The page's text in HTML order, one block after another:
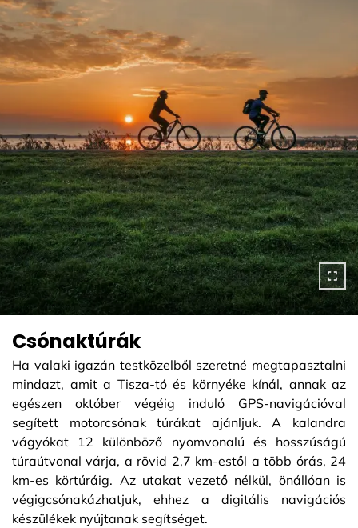
Csónaktúrák
Ha valaki igazán testközelből szeretné megtapasztalni
mindazt, amit a Tisza-tó és környéke kínál, annak az
egészen október végéig induló GPS-navigációval
segített motorcsónak túrákat ajánljuk. A kalandra
vágyókat 12 különböző nyomvonalú és hosszúságú
túraútvonal várja, a rövid 2,7 km-estől a több órás, 24
km-es körtúráig. Az utakat vezető nélkül, önállóan is
végigcsónakázhatjuk, ehhez a digitális navigációs
készülékek nyújtanak segítséget.